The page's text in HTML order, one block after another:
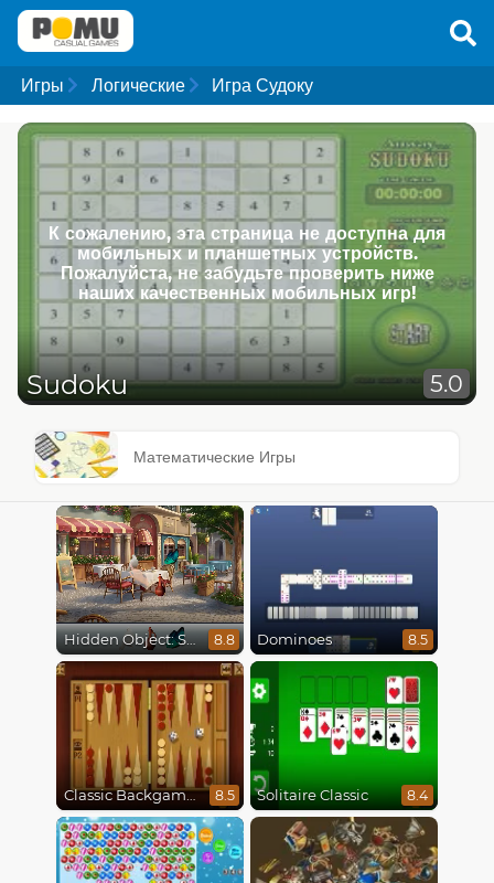
Игры Логические Игра Судоку
К сожалению, эта страница не доступна для
мобильных и планшетных устройств.
Пожалуйста, не забудьте проверить ниже
наших качественных мобильных игр!
Sudoku 5.0
Математические Игры
Hidden Object: Street Of Secrets 8.8 Dominoes 8.5
Classic Backgammon 8.5 Solitaire Classic 8.4